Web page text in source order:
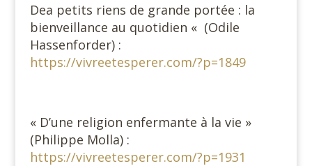
Dea petits riens de grande portée : la
bienveillance au quotidien « (Odile
Hassenforder) :
https://vivreetesperer.com/?p=1849
« D’une religion enfermante à la vie »
(Philippe Molla) :
https://vivreetesperer.com/?p=1931